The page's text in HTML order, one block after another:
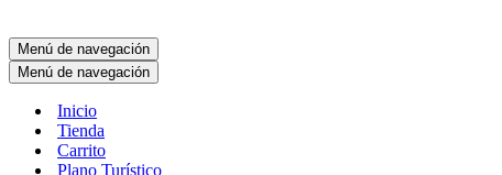
Menú de navegación
Menú de navegación
Inicio
Tienda
Carrito
Plano Turístico